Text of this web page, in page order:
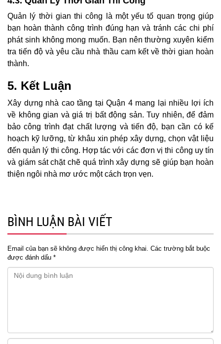
Quản lý thời gian thi công là một yếu tố quan trọng giúp
bạn hoàn thành công trình đúng hạn và tránh các chi phí
phát sinh không mong muốn. Bạn nên thường xuyên kiểm
tra tiến độ và yêu cầu nhà thầu cam kết về thời gian hoàn
thành.
5. Kết Luận
Xây dựng nhà cao tầng tại Quận 4 mang lại nhiều lợi ích
về không gian và giá trị bất động sản. Tuy nhiên, để đảm
bảo công trình đạt chất lượng và tiến độ, bạn cần có kế
hoạch kỹ lưỡng, từ khâu xin phép xây dựng, chọn vật liệu
đến quản lý thi công. Hợp tác với các đơn vị thi công uy tín
và giám sát chặt chẽ quá trình xây dựng sẽ giúp bạn hoàn
thiện ngôi nhà mơ ước một cách trọn vẹn.
BÌNH LUẬN BÀI VIẾT
Email của bạn sẽ không được hiển thị công khai. Các trường bắt buộc
được đánh dấu *